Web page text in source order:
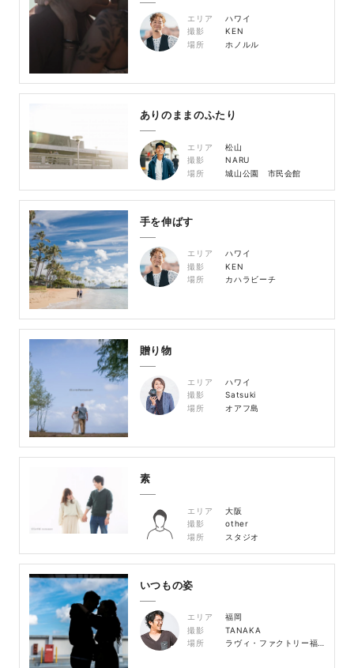
エリア
ハワイ
撮影
KEN
場所
ホノルル
ありのままのふたり
エリア
松山
撮影
NARU
場所
城山公園 市民会館
手を伸ばす
エリア
ハワイ
撮影
KEN
場所
カハラビーチ
贈り物
エリア
ハワイ
撮影
Satsuki
場所
オアフ島
素
エリア
大阪
撮影
other
場所
スタジオ
いつもの姿
エリア
福岡
撮影
TANAKA
場所
ラヴィ・ファクトリー福岡店周辺